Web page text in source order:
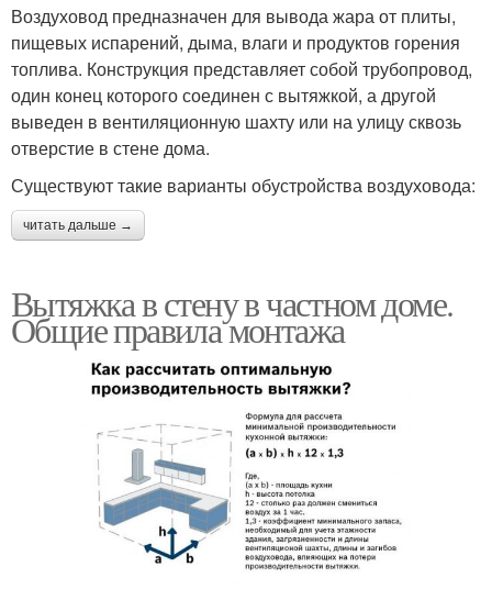
Воздуховод предназначен для вывода жара от плиты,
пищевых испарений, дыма, влаги и продуктов горения
топлива. Конструкция представляет собой трубопровод,
один конец которого соединен с вытяжкой, а другой
выведен в вентиляционную шахту или на улицу сквозь
отверстие в стене дома.
Существуют такие варианты обустройства воздуховода:
читать дальше →
Вытяжка в стену в частном доме.
Общие правила монтажа